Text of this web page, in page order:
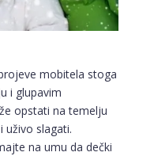
mobitela stoga
i glupavim
opstati na temelju
uživo slagati.
na umu da dečki